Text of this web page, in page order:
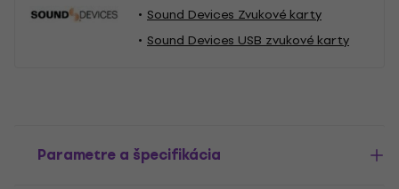
Sound Devices Zvukové karty
Sound Devices USB zvukové karty
Parametre a špecifikácia